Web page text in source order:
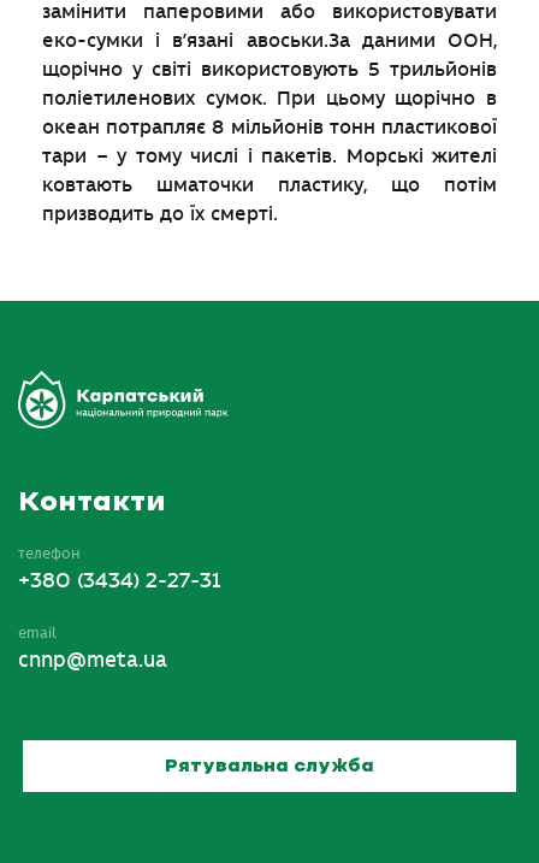
замінити паперовими або використовувати
еко-сумки і в’язані авоськи.За даними ООН,
щорічно у світі використовують 5 трильйонів
поліетиленових сумок. При цьому щорічно в
океан потрапляє 8 мільйонів тонн пластикової
тари – у тому числі і пакетів. Морські жителі
ковтають шматочки пластику, що потім
призводить до їх смерті.
Контакти
телефон
+380 (3434) 2-27-31
email
cnnp@meta.ua
Рятувальна служба